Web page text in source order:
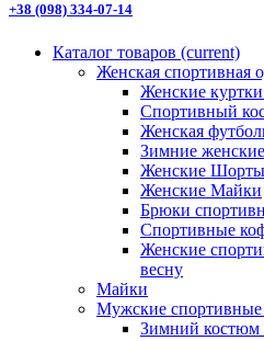
+38 (098) 334-07-14
Каталог товаров (current)
Женская спортивная
Женские
Спортивный
Женская
Зимние
Женские Шорты
Женские Майки
Брюки
Спортивные
Женские
весну
Майки
Мужские
Зимний костюм